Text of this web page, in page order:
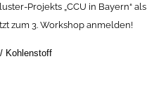
Projekts „CCU in Bayern“ als
zum 3. Workshop anmelden!
/ Kohlenstoff